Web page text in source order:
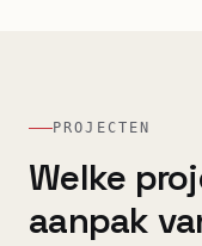
PROJECTEN
Welke
aanpak